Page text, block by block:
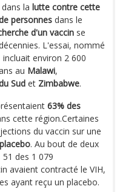
la lutte contre cette
personnes dans le
d'un vaccin se
L'essai, nommé
environ 2 600
au Malawi,
Sud et Zimbabwe.
63% des
cette région.Certaines
du vaccin sur une
placebo. Au bout de deux
des 1 079
avaient contracté le VIH,
ayant reçu un placebo.